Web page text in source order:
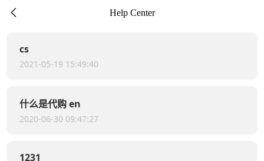
 Help Center
cs
2021-05-19 15:49:40
什么是代购 en
2020-06-30 09:47:27
1231